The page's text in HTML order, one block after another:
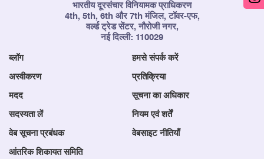
भारतीय दूरसंचार विनियामक प्राधिकरण
4th, 5th, 6th और 7th मंजिल, टॉवर-एफ,
वर्ल्ड ट्रेड सेंटर, नौरोजी नगर,
नई दिल्ली: 110029
ब्लॉग हमसे संपर्क करें
अस्वीकरण प्रतिक्रिया
मदद सूचना का अधिकार
सदस्यता लें नियम एवं शर्तें
वेब सूचना प्रबंधक वेबसाइट नीतियाँ
आंतरिक शिकायत समिति